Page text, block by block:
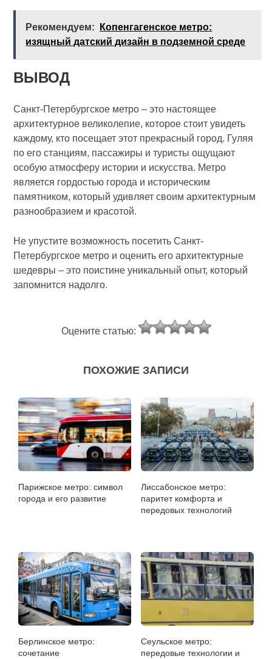
Рекомендуем:
Копенгагенское метро:
изящный датский дизайн в подземной среде
ВЫВОД
Санкт-Петербургское метро – это настоящее
архитектурное великолепие, которое стоит увидеть
каждому, кто посещает этот прекрасный город. Гуляя
по его станциям, пассажиры и туристы ощущают
особую атмосферу истории и искусства. Метро
является гордостью города и историческим
памятником, который удивляет своим архитектурным
разнообразием и красотой.
Не упустите возможность посетить Санкт-
Петербургское метро и оценить его архитектурные
шедевры – это поистине уникальный опыт, который
запомнится надолго.
Оцените статью:
ПОХОЖИЕ ЗАПИСИ
Парижское метро: символ
города и его развитие
Лиссабонское метро:
паритет комфорта и
передовых технологий
Берлинское метро:
сочетание
Сеульское метро:
передовые технологии и